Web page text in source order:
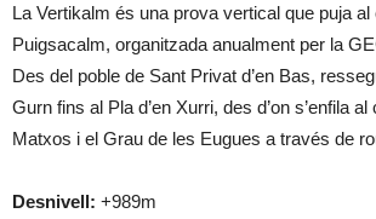
La Vertikalm és una prova vertical que puja al
Puigsacalm, organitzada anualment per la
Des del poble de Sant Privat d’en Bas,
Gurn fins al Pla d’en Xurri, des d’on s’enfila
Matxos i el Grau de les Eugues a través de
Desnivell: +989m